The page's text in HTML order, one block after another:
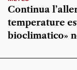
Continua
temperature
bioclimatico»